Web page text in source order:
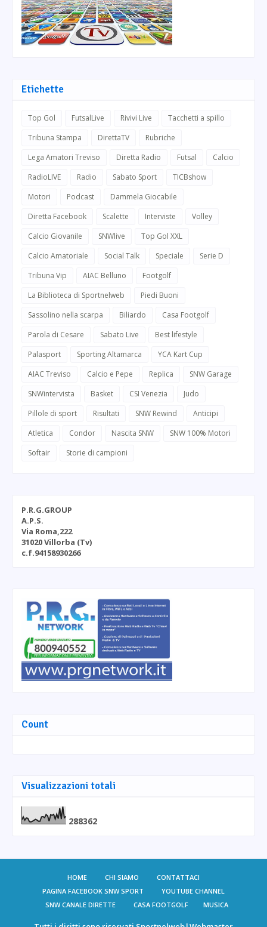
Etichette
Top Gol FutsalLive Rivivi Live
Tacchetti a spillo
Tribuna Stampa
DirettaTV
Rubriche
Lega Amatori Treviso
Diretta Radio Futsal
Calcio
RadioLIVE
Radio Sabato Sport
TICBshow
Motori
Podcast
Dammela Giocabile
Diretta Facebook
Scalette Interviste
Volley
Calcio Giovanile
SNWlive
Top Gol XXL
Calcio Amatoriale
Social Talk Speciale
Serie D
Tribuna Vip
AIAC Belluno
Footgolf
La Biblioteca di Sportnelweb
Piedi Buoni
Sassolino nella scarpa
Biliardo
Casa Footgolf
Parola di Cesare
Sabato Live
Best lifestyle
Palasport
Sporting Altamarca
YCA Kart Cup
AIAC Treviso
Calcio e Pepe Replica
SNW Garage
SNWintervista
Basket CSI Venezia
Judo
Pillole di sport
Risultati SNW Rewind
Anticipi
Atletica
Condor Nascita SNW
SNW 100% Motori
Softair
Storie di campioni
P.R.G.GROUP
A.P.S.
Via Roma,222
31020 Villorba (Tv)
c.f.94158930266
Count
Visualizzazioni totali
288362
HOME CHI SIAMO
CONTATTACI
PAGINA FACEBOOK SNW SPORT
YOUTUBE CHANNEL
SNW CANALE DIRETTE
CASA FOOTGOLF MUSICA